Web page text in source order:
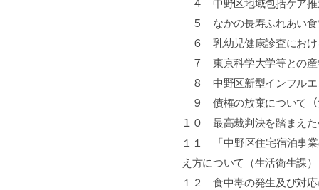
４ 中野区地域包括ケア
５ なかの長寿ふれあい
６ 乳幼児健康診査にお
７ 東京科学大学等との
８ 中野区新型インフル
９ 債権の放棄について
１０ 最高裁判決を踏まえ
１１ 「中野区住宅宿泊事
え方について（生活衛生課）
１２ 食中毒の発生及び対